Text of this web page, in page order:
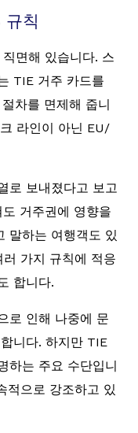
규칙
면해 있습니다. 스
TIE 거주 카드를
차를 면제해 줍니
라인이 아닌 EU/
로 보내졌다고 보고
거주권에 영향을
말하는 여행객도 있
가지 규칙에 적응
합니다.
로 인해 나중에 문
니다. 하지만 TIE
하는 주요 수단입니
적으로 강조하고 있